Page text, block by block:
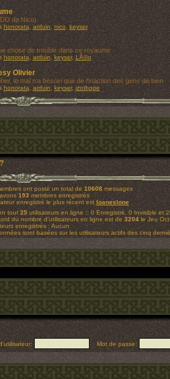
de Nico)
honorata ,arduin ,nico ,keyser
chose de trouble dans ce royaume
honorata ,arduin ,keyser,LÃ©o
Olivier
le mal n'a besoin que de l'inaction des gens de bien
honorata ,arduin ,keyser,izothope
ont posté un total de10608messages
193membres enregistrés
enregistré le plus récent est loaneslone
tout25utilisateurs en ligne :: 0 Enregistré, 0 Invisible et
du nombre d'utilisateurs en ligne est de3204le Jeu
enregistrés : Aucun
sont basées sur les utilisateurs actifs des cinq
Mot de passe: